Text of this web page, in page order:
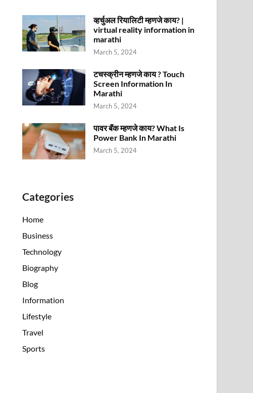
व्हर्चुअल रियालिटी म्हणजे काय? |
virtual reality information in
marathi
March 5, 2024
टचस्क्रीन म्हणजे काय ? Touch
Screen Information In
Marathi
March 5, 2024
पावर बॅंक म्हणजे काय? What Is
Power Bank In Marathi
March 5, 2024
Categories
Home
Business
Technology
Biography
Blog
Information
Lifestyle
Travel
Sports